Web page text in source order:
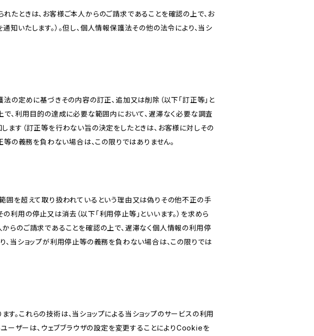
たときは、お客様ご本人からのご請求であることを確認の上で、お
いたします。）。但し、個人情報保護法その他の法令により、当シ
の定めに基づきその内容の訂正、追加又は削除（以下「訂正等」と
で、利用目的の達成に必要な範囲内において、遅滞なく必要な調査
ます（訂正等を行わない旨の決定をしたときは、お客様に対しその
等の義務を負わない場合は、この限りではありません。
囲を超えて取り扱われているという理由又は偽りその他不正の手
用の停止又は消去（以下「利用停止等」といいます。）を求めら
らのご請求であることを確認の上で、遅滞なく個人情報の利用停
、当ショップが利用停止等の義務を負わない場合は、この限りでは
。これらの技術は、当ショップによる当ショップのサービスの利用
ザーは、ウェブブラウザの設定を変更することによりCookieを